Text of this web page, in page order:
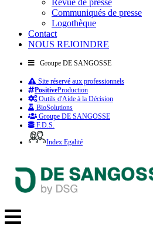
Revue de presse
Communiqués de presse
Logothèque
Contact
NOUS REJOINDRE
Groupe DE SANGOSSE
Site réservé aux professionnels
PositiveProduction
Outils d'Aide à la Décision
BioSolutions
Groupe DE SANGOSSE
F.D.S.
Index Egalité